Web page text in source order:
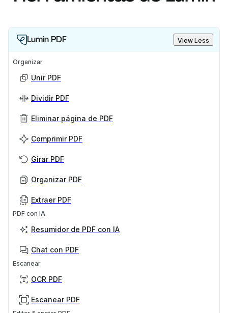
Lumin PDF View Less
Organizar
Unir PDF
Dividir PDF
Eliminar página de PDF
Comprimir PDF
Girar PDF
Organizar PDF
Extraer PDF
PDF con IA
Resumidor de PDF con IA
Chat con PDF
Escanear
OCR PDF
Escanear PDF